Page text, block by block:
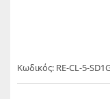
Κωδικός: RE-CL-5-